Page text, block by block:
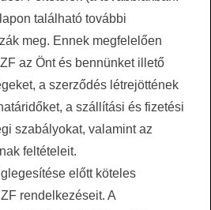
található további
meg. Ennek megfelelően
az Önt és bennünket illető
a szerződés létrejöttének
a szállítási és fizetési
szabályokat, valamint az
feltételeit.
előtt köteles
rendelkezéseit. A